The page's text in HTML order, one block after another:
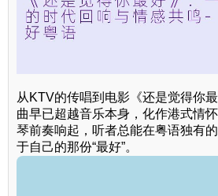
从KTV的传唱到电影《还是觉得你
曲早已超越音乐本身，化作港式情
琴前奏响起，听者总能在粤语独有
于自己的那份“最好”。